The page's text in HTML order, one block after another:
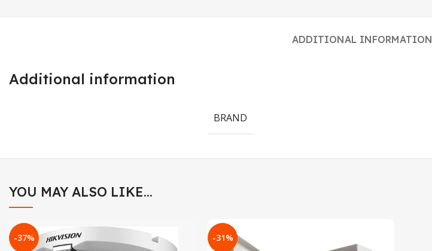
ADDITIONAL INFORMATION
Additional information
BRAND
YOU MAY ALSO LIKE…
-37% -31%